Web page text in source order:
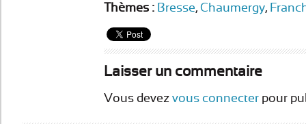
Thèmes : Bresse, Chaumergy,
Laisser un commentaire
Vous devez vous connecter pour